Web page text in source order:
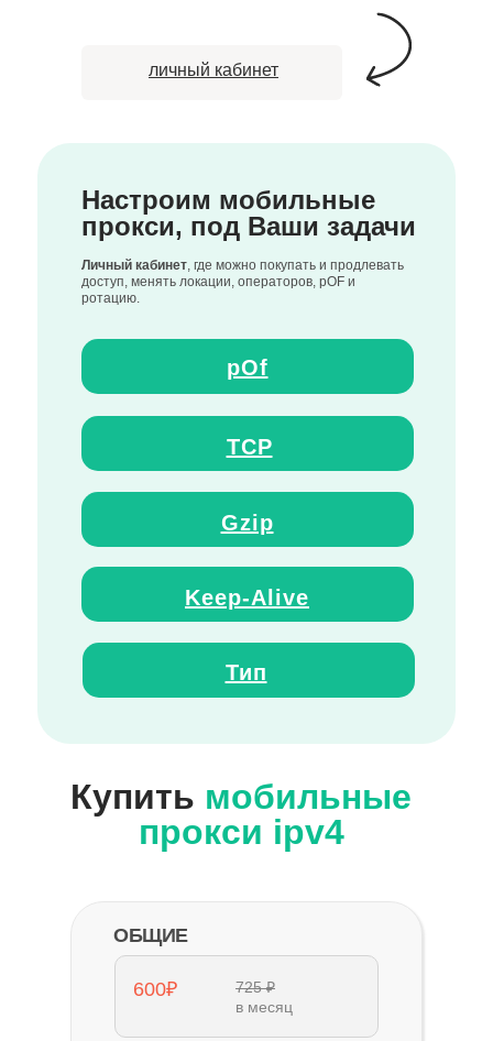
Настроим мобильные
прокси, под Ваши задачи
Личный кабинет, где можно покупать и продлевать
доступ, менять локации, операторов, pOF и
ротацию.
личный кабинет
pOf
TCP
Gzip
Keep-Alive
Тип
Купить мобильные
прокси ipv4
ОБЩИЕ
600₽
725 ₽
в месяц